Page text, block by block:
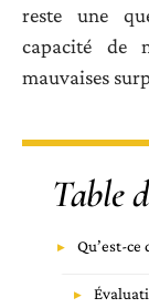
reste une
capacité de
mauvaises
Table
Qu’est-ce